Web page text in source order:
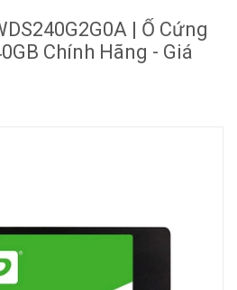
| Ổ Cứng
Chính Hãng - Giá